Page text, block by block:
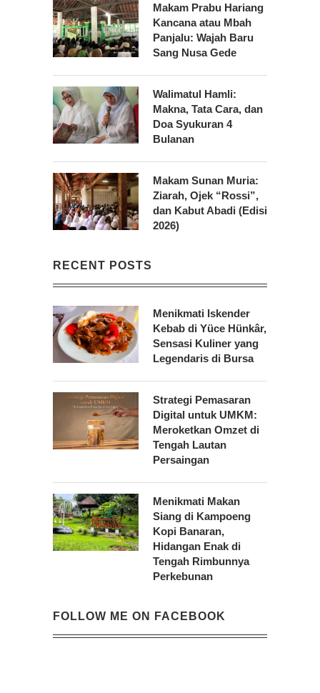
Makam Prabu Hariang
Kancana atau Mbah
Panjalu: Wajah Baru
Sang Nusa Gede
Walimatul Hamli:
Makna, Tata Cara, dan
Doa Syukuran 4
Bulanan
Makam Sunan Muria:
Ziarah, Ojek “Rossi”,
dan Kabut Abadi (Edisi
2026)
RECENT POSTS
Menikmati Iskender
Kebab di Yüce Hünkâr,
Sensasi Kuliner yang
Legendaris di Bursa
Strategi Pemasaran
Digital untuk UMKM:
Meroketkan Omzet di
Tengah Lautan
Persaingan
Menikmati Makan
Siang di Kampoeng
Kopi Banaran,
Hidangan Enak di
Tengah Rimbunnya
Perkebunan
FOLLOW ME ON FACEBOOK